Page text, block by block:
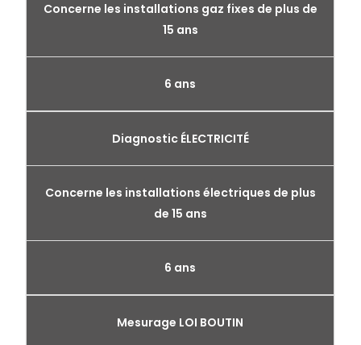
Concerne les installations gaz fixes de plus de
15 ans
6 ans
Diagnostic ÉLECTRICITÉ
Concerne les installations électriques de plus
de 15 ans
6 ans
Mesurage LOI BOUTIN